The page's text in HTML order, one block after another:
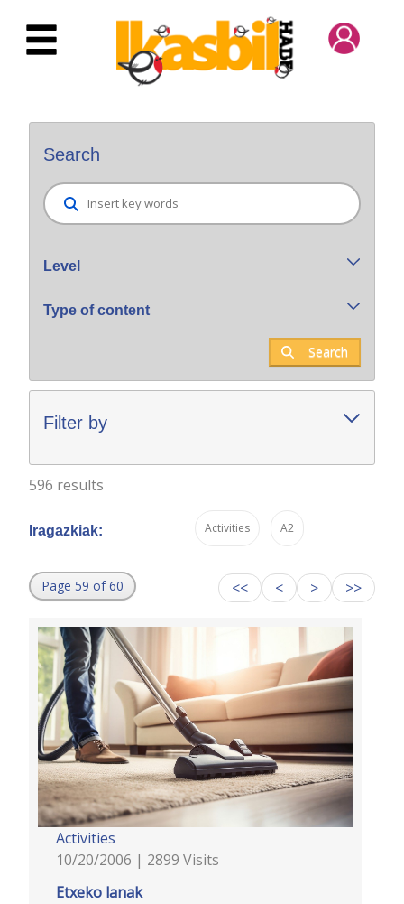
Skip to Main Content
Search
Level
Type of content
Search
Filter by
596 results
Iragazkiak: Activities A2
Page 59 of 60 << < > >>
Activities
10/20/2006 | 2899 Visits
Etxeko lanak